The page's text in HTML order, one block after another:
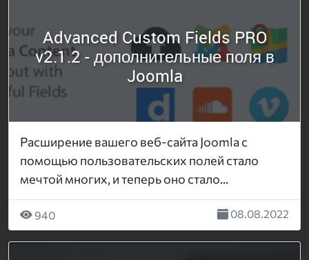
Advanced Custom Fields PRO
v2.1.2 - дополнительные поля в
Joomla
Расширение вашего веб-сайта Joomla с
помощью пользовательских полей стало
мечтой многих, и теперь оно стало...
940 08.08.2022